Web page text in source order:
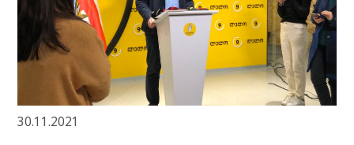
30.11.2021